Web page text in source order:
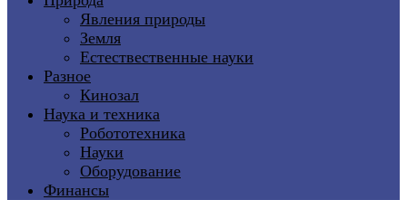
Явления природы
Земля
Естествественные науки
Разное
Кинозал
Наука и техника
Робототехника
Науки
Оборудование
Финансы